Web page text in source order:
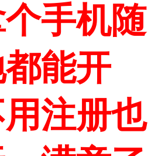
手机随
能开
注册也